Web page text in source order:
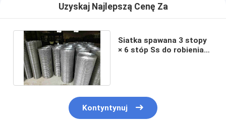
Uzyskaj Najlepszą Cenę Za
Siatka spawana 3 stopy
× 6 stóp Ss do robienia
Kontyntynuj